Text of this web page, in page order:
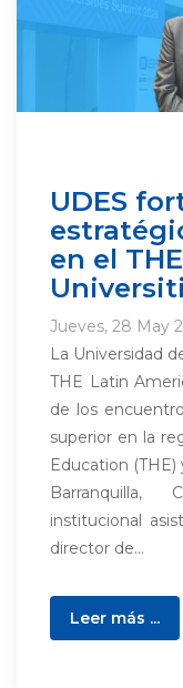
UDES
en el
Jueves, 28 May
La Universidad
THE Latin
de los
superior en la
Education (THE)
Barranquilla,
institucional
director de...
Leer más ...